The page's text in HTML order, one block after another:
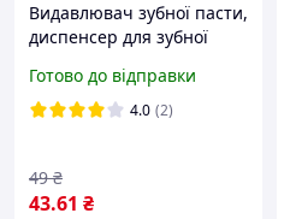
Видавлювач зубної пасти,
диспенсер для зубної
Готово до відправки
4.0 (2)
43.61 ₴
49 ₴